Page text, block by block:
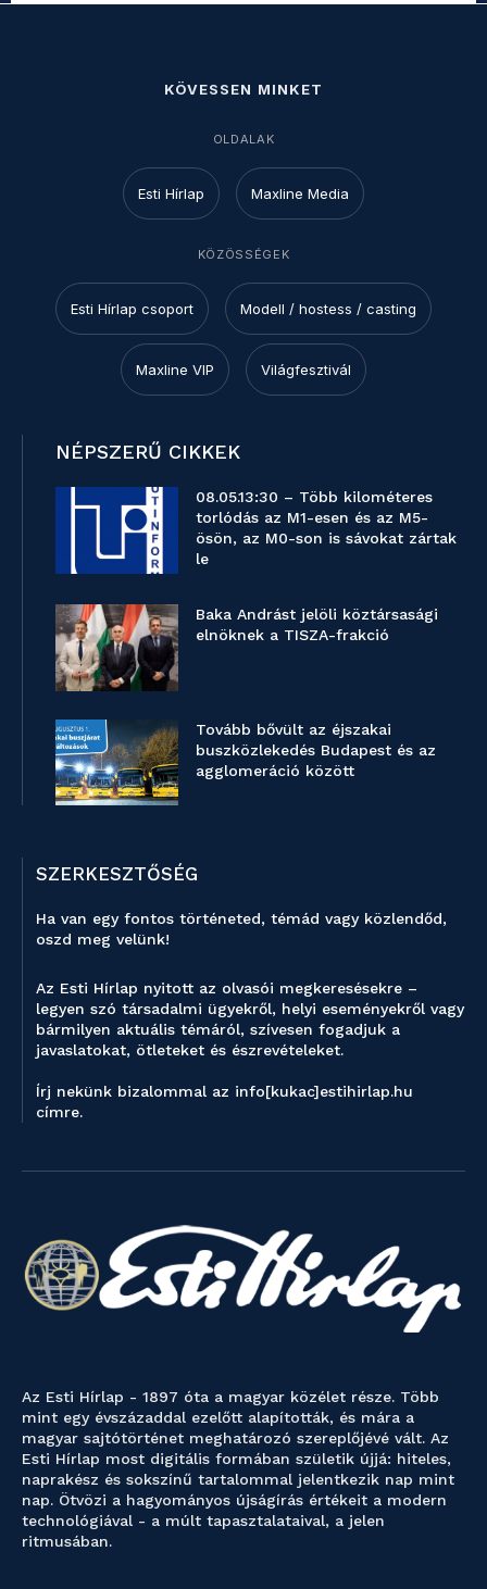
KÖVESSEN MINKET
OLDALAK
Esti Hírlap Maxline Media
KÖZÖSSÉGEK
Esti Hírlap csoport Modell / hostess / casting
Maxline VIP Világfesztivál
NÉPSZERŰ CIKKEK
08.05.13:30 – Több kilométeres
torlódás az M1-esen és az M5-
ösön, az M0-son is sávokat zártak
le
Baka Andrást jelöli köztársasági
elnöknek a TISZA-frakció
Tovább bővült az éjszakai
buszközlekedés Budapest és az
agglomeráció között
SZERKESZTŐSÉG
Ha van egy fontos történeted, témád vagy közlendőd,
oszd meg velünk!
Az Esti Hírlap nyitott az olvasói megkeresésekre –
legyen szó társadalmi ügyekről, helyi eseményekről vagy
bármilyen aktuális témáról, szívesen fogadjuk a
javaslatokat, ötleteket és észrevételeket.
Írj nekünk bizalommal az info[kukac]estihirlap.hu
címre.
Az Esti Hírlap - 1897 óta a magyar közélet része. Több
mint egy évszázaddal ezelőtt alapították, és mára a
magyar sajtótörténet meghatározó szereplőjévé vált. Az
Esti Hírlap most digitális formában születik újjá: hiteles,
naprakész és sokszínű tartalommal jelentkezik nap mint
nap. Ötvözi a hagyományos újságírás értékeit a modern
technológiával - a múlt tapasztalataival, a jelen
ritmusában.